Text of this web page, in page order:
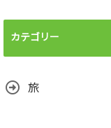
カテゴリー
旅